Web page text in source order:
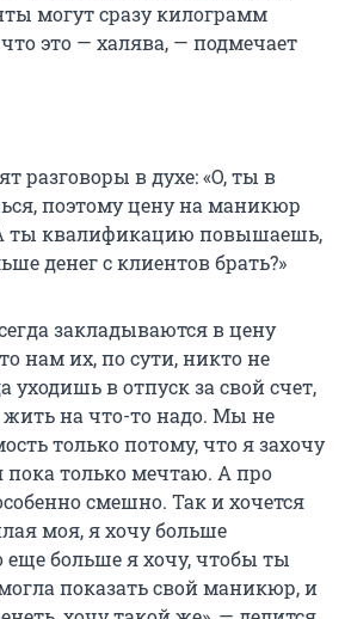
могут сразу килограмм
это — халява, — подмечает
разговоры в духе: «О, ты в
поэтому цену на маникюр
ты квалификацию повышаешь,
денег с клиентов брать?»
закладываются в цену
нам их, по сути, никто не
уходишь в отпуск за свой счет,
на что-то надо. Мы не
только потому, что я захочу
пока только мечтаю. А про
смешно. Так и хочется
моя, я хочу больше
еще больше я хочу, чтобы ты
показать свой маникюр, и